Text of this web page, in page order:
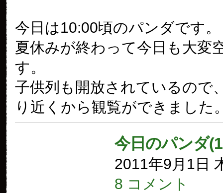
今日は10:00頃のパンダです。
夏休みが終わって今日も大変
す。
子供列も開放されているので
り近くから観覧ができました
今日のパンダ
2011年9月1日
8 コメント